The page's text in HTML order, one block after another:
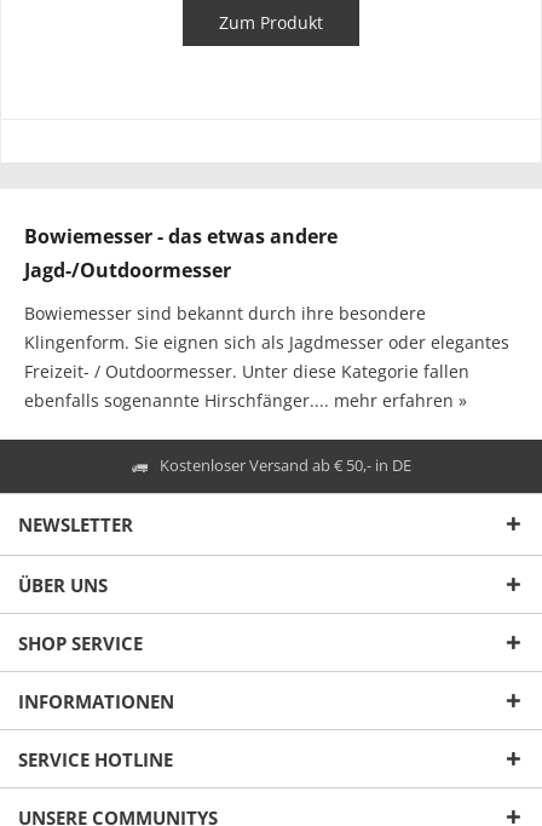
Zum Produkt
Bowiemesser - das etwas andere
Jagd-/Outdoormesser
Bowiemesser sind bekannt durch ihre besondere
Klingenform. Sie eignen sich als Jagdmesser oder elegantes
Freizeit- / Outdoormesser. Unter diese Kategorie fallen
ebenfalls sogenannte Hirschfänger.... mehr erfahren »
Kostenloser Versand ab € 50,- in DE
NEWSLETTER
ÜBER UNS
SHOP SERVICE
INFORMATIONEN
SERVICE HOTLINE
UNSERE COMMUNITYS